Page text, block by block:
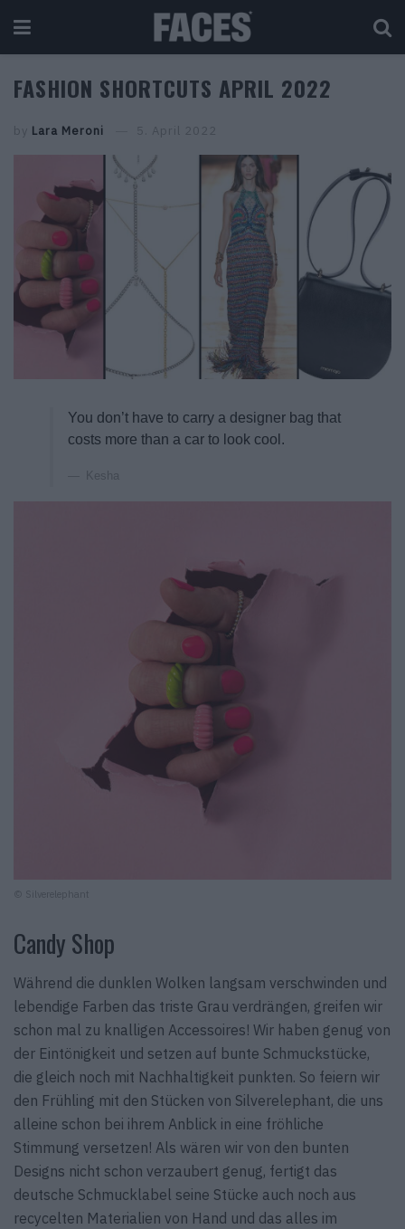
FASHION SHORTCUTS APRIL 2022
by Lara Meroni 5. April 2022
You don’t have to carry a designer bag that
costs more than a car to look cool.
Kesha
© Silverelephant
Candy Shop
Während die dunklen Wolken langsam verschwinden und
lebendige Farben das triste Grau verdrängen, greifen wir
schon mal zu knalligen Accessoires! Wir haben genug von
der Eintönigkeit und setzen auf bunte Schmuckstücke,
die gleich noch mit Nachhaltigkeit punkten. So feiern wir
den Frühling mit den Stücken von Silverelephant, die uns
alleine schon bei ihrem Anblick in eine fröhliche
Stimmung versetzen! Als wären wir von den bunten
Designs nicht schon verzaubert genug, fertigt das
deutsche Schmucklabel seine Stücke auch noch aus
recycelten Materialien von Hand und das alles im